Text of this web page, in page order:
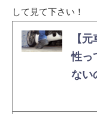
して見て下さい！
【
性っ
ない